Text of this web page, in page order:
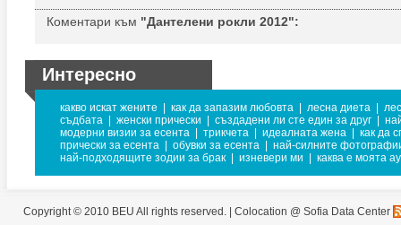
Коментари към "Дантелени рокли 2012":
Интересно
какво искат жените как да запазим любовта лесна диета
съдбата
женски прически създадени ли сте един за друг
модерни визии за есента
трикчета идеалната жена
как да
прически за есента
обувки за есента
най-силните
най-подходящите зодии за брак
изневери ми каква е моята
Copyright © 2010 BEU All rights reserved. | Colocation @ Sofia Data Center